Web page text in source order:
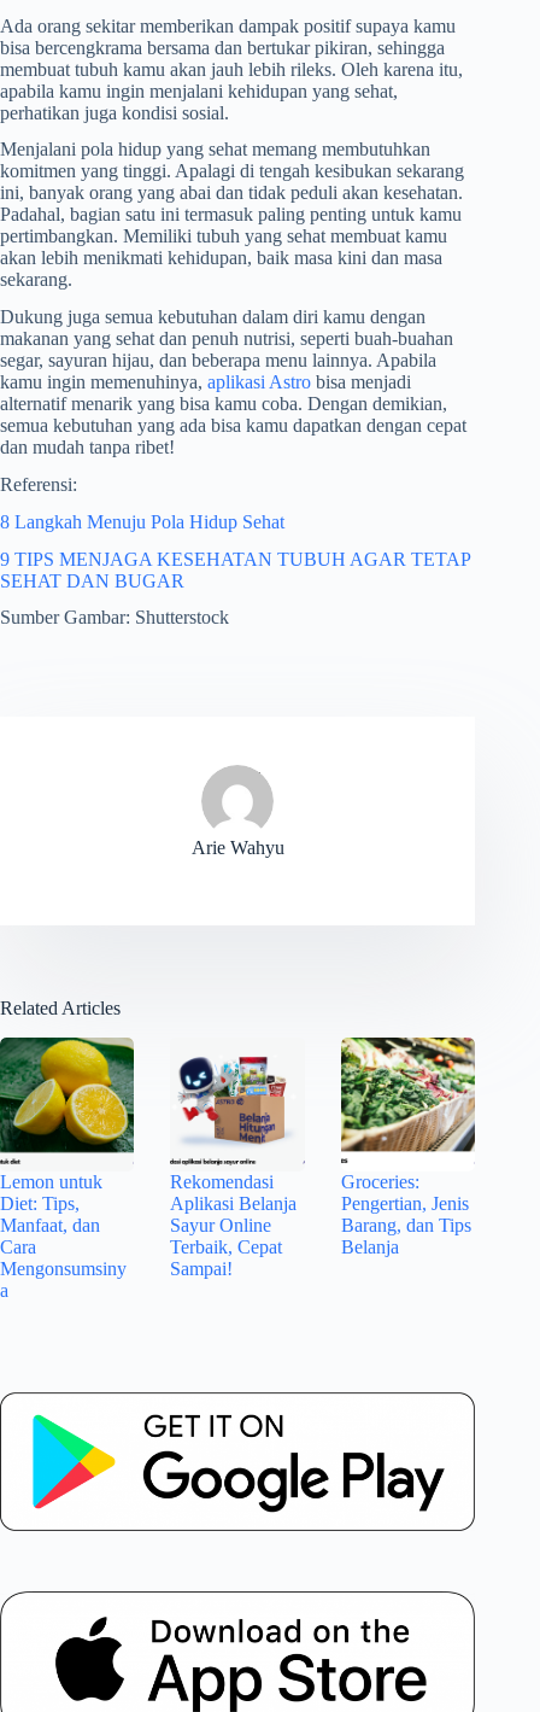
Ada orang sekitar memberikan dampak positif supaya kamu
bisa bercengkrama bersama dan bertukar pikiran, sehingga
membuat tubuh kamu akan jauh lebih rileks. Oleh karena itu,
apabila kamu ingin menjalani kehidupan yang sehat,
perhatikan juga kondisi sosial.
Menjalani pola hidup yang sehat memang membutuhkan
komitmen yang tinggi. Apalagi di tengah kesibukan sekarang
ini, banyak orang yang abai dan tidak peduli akan kesehatan.
Padahal, bagian satu ini termasuk paling penting untuk kamu
pertimbangkan. Memiliki tubuh yang sehat membuat kamu
akan lebih menikmati kehidupan, baik masa kini dan masa
sekarang.
Dukung juga semua kebutuhan dalam diri kamu dengan
makanan yang sehat dan penuh nutrisi, seperti buah-buahan
segar, sayuran hijau, dan beberapa menu lainnya. Apabila
kamu ingin memenuhinya, aplikasi Astro bisa menjadi
alternatif menarik yang bisa kamu coba. Dengan demikian,
semua kebutuhan yang ada bisa kamu dapatkan dengan cepat
dan mudah tanpa ribet!
Referensi:
8 Langkah Menuju Pola Hidup Sehat
9 TIPS MENJAGA KESEHATAN TUBUH AGAR TETAP
SEHAT DAN BUGAR
Sumber Gambar: Shutterstock
Arie Wahyu
Related Articles
Lemon untuk
Diet: Tips,
Manfaat, dan
Cara
Mengonsumsiny
a
Rekomendasi
Aplikasi Belanja
Sayur Online
Terbaik, Cepat
Sampai!
Groceries:
Pengertian, Jenis
Barang, dan Tips
Belanja